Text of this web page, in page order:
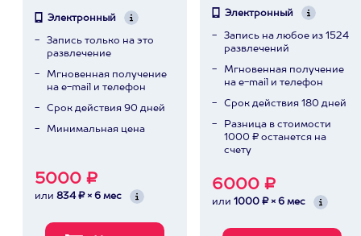
Электронный
Запись только на это
развлечение
Мгновенная получение
на e-mail и телефон
Срок действия 90 дней
Минимальная цена
5000 ₽
или 834 ₽ × 6 мес
Электронный
Запись на любое из 1524
развлечений
Мгновенная получение
на e-mail и телефон
Срок действия 180 дней
Разница в стоимости
1000 ₽ останется на
счету
6000 ₽
или 1000 ₽ × 6 мес